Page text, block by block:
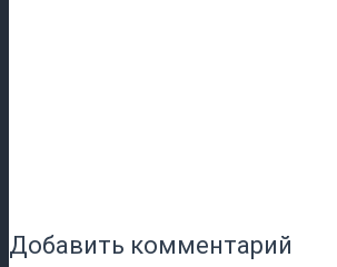
Добавить комментарий